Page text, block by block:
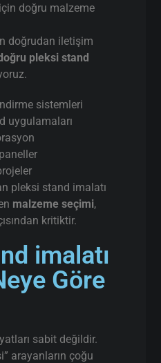
doğru malzeme
doğrudan iletişim
pleksi stand
sistemleri
uygulamaları
pleksi stand imalatı
malzeme seçimi,
kritiktir.
imalatı
Göre
sabit değildir.
arayanların çoğu